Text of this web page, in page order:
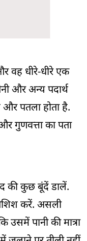
वह धीरे-धीरे एक
और अन्य पदार्थ
पतला होता है.
गुणवत्ता का पता
की कुछ बूंदें डालें.
करें. असली
पानी की मात्रा